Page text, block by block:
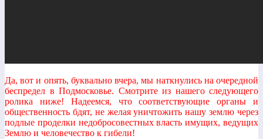
Да, вот и опять, буквально вчера, мы наткнулись на очередной
беспредел в Подмосковье. Смотрите из нашего следующего
ролика ниже! Надеемся, что соответствующие органы и
общественность бдят, не желая уничтожить нашу землю через
подлые проделки недобросовестных власть имущих, ведущих
Землю и человечество к гибели!